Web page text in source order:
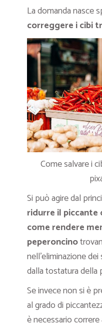
La domanda nasce
correggere i cibi
Come salvare i
Si può agire dal
ridurre il piccante
come rendere
peperoncino
nell’eliminazione
dalla tostatura della
Se invece non si è
al grado di
è necessario correre